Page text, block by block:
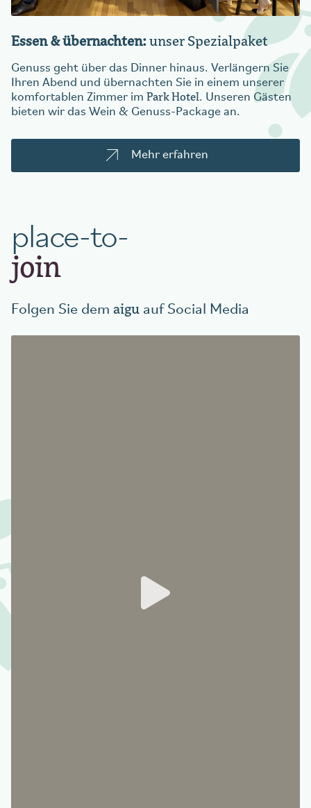
Essen & übernachten:unser Spezialpaket
Genuss geht über das Dinner hinaus. Verlängern Sie
Ihren Abend und übernachten Sie in einem unserer
komfortablen Zimmer im Park Hotel. Unseren Gästen
bieten wir das Wein & Genuss-Package an.
Mehr erfahren
place-to-
join
Folgen Sie dem aigu auf Social Media